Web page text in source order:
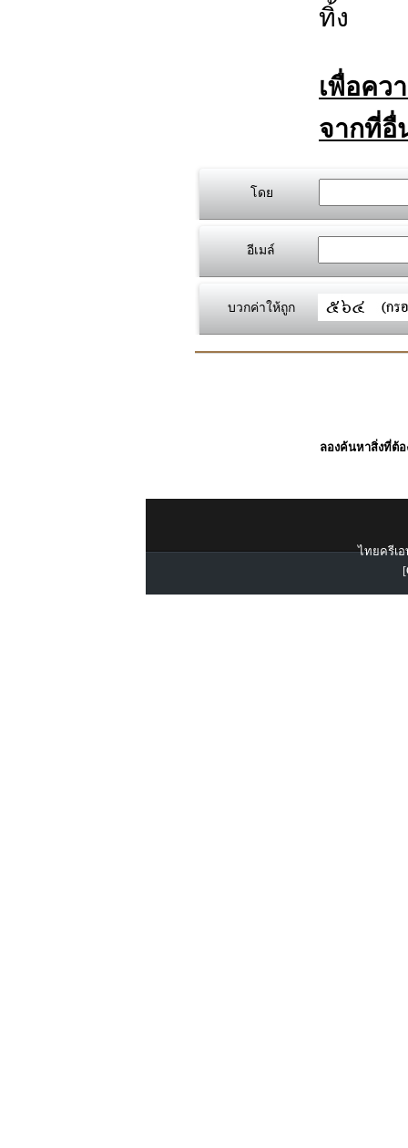
ทิ้ง
เพื่อคว
จากที่อื่
โดย
อีเมล์
บวกค่าให้ถูก
ลองค้นหาสิ่งที่ต้อ
ไทยครีเอ
[